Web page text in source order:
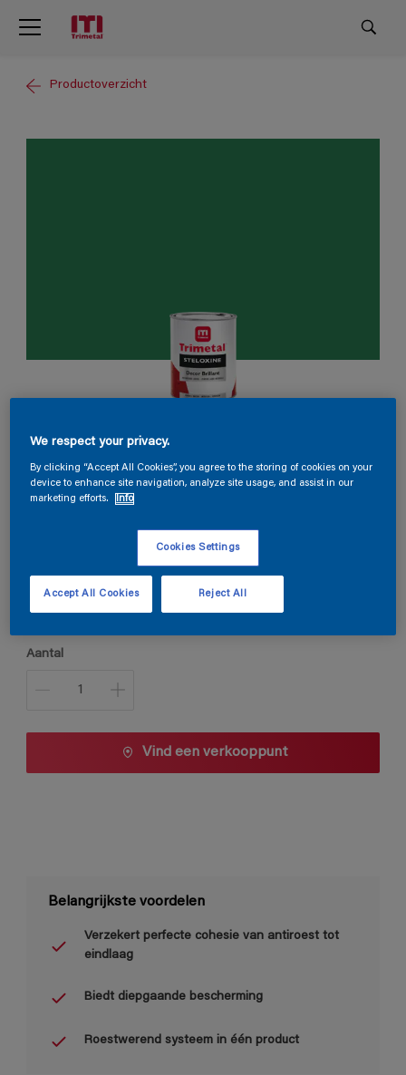
Productoverzicht
Steloxine Decor Brillant
6032
Aantal
Vind een verkooppunt
Belangrijkste voordelen
Verzekert perfecte cohesie van antiroest tot
eindlaag
Biedt diepgaande bescherming
Roestwerend systeem in één product
We respect your privacy.
By clicking “Accept All Cookies”, you agree to the storing of cookies on your
device to enhance site navigation, analyze site usage, and assist in our
marketing efforts.
Info
Cookies Settings
Reject All
Accept All Cookies